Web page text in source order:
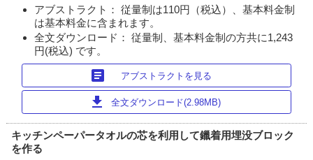
アブストラクト： 従量制は110円（税込）、基本料金制
は基本料金に含まれます。
全文ダウンロード： 従量制、基本料金制の方共に1,243
円(税込) です。
article アブストラクトを見る
download 全文ダウンロード(2.98MB)
キッチンペーパータオルの芯を利用して鑞着用埋没ブロック
を作る